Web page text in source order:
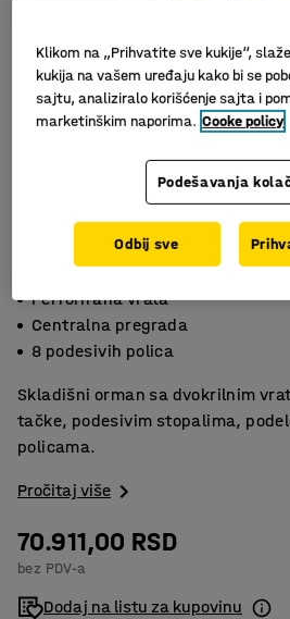
Perforirana vrata
Centralna pregrada
8 podesivih polica
Skladišni orman sa dvokrilnim
tačke, podesivim stopalima,
policama.
Pročitaj više
70.911,00 RSD
bez PDV-a
Dodaj na listu za kupovinu
Klikom na „Prihvatite sve kukije“,
kukija na vašem uređaju kako bi se
sajtu, analiziralo korišćenje sajta i
marketinškim naporima. Cooke policy
Podešavanja
Odbij sve